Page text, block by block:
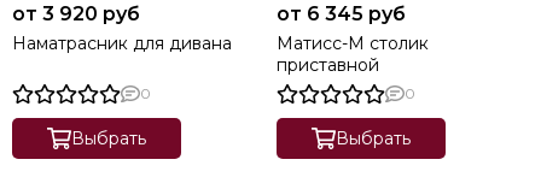
от 3 920 руб
Наматрасник для дивана
0
Выбрать
от 6 345 руб
Матисс-М столик
приставной
0
Выбрать